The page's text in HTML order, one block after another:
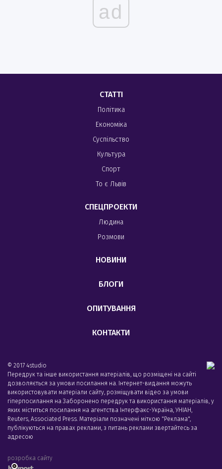
ad
СТАТТІ
Політика
Економіка
Суспільство
Культура
Спорт
То є Львів
СПЕЦПРОЕКТИ
Людина
Розмови
НОВИНИ
БЛОГИ
ОПИТУВАННЯ
КОНТАКТИ
© 2017 4studio
Передрук та інше використання матеріалів, що розміщені на сайті
дозволяється за умови посилання на. Інтернет-видання можуть
використовувати матеріали сайту, розміщувати відео за умови
гіперпосилання на Заборонено передрук та використання матеріалів, у
яких міститься посилання на агентства Iнтерфакс-Україна, УНIАН,
Reuters, Associated Press. Матеріали позначені міткою "Реклама",
публікуються на правах реклами, з питань реклами звертайтесь за
адресою
розробка сайту